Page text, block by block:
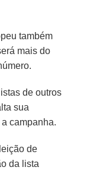
também
mais do
de outros
sua
campanha.
de
da lista